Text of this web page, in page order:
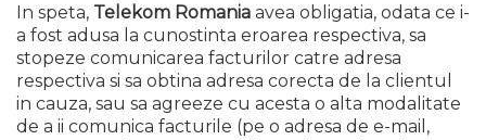
In speta, Telekom Romania avea obligatia, odata ce i-
a fost adusa la cunostinta eroarea respectiva, sa
stopeze comunicarea facturilor catre adresa
respectiva si sa obtina adresa corecta de la clientul
in cauza, sau sa agreeze cu acesta o alta modalitate
de a ii comunica facturile (pe o adresa de e-mail,